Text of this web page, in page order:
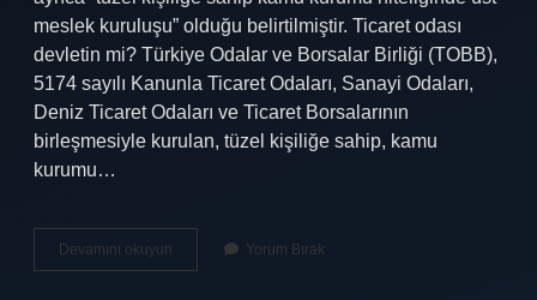
meslek kuruluşu” olduğu belirtilmiştir. Ticaret odası
devletin mi? Türkiye Odalar ve Borsalar Birliği (TOBB),
5174 sayılı Kanunla Ticaret Odaları, Sanayi Odaları,
Deniz Ticaret Odaları ve Ticaret Borsalarının
birleşmesiyle kurulan, tüzel kişiliğe sahip, kamu
kurumu…
Devamını okuyun
Kime
Yorum Bırak